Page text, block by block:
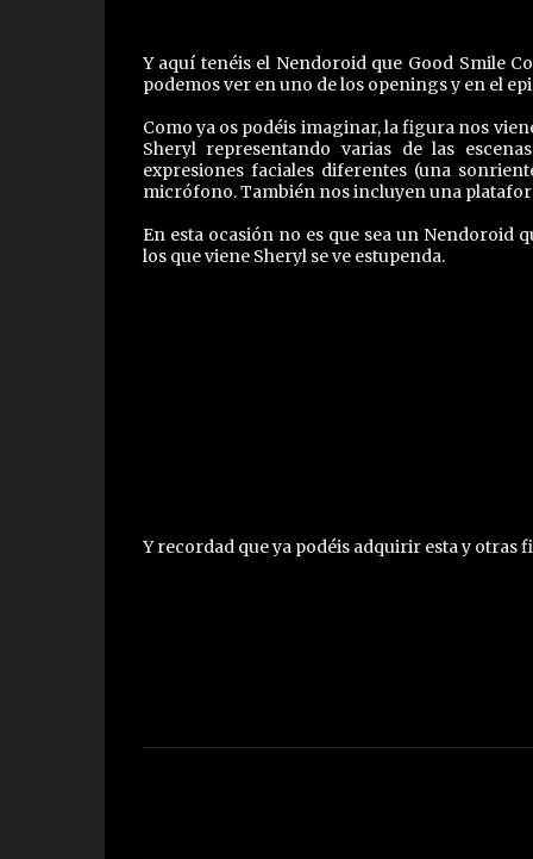
Y aquí tenéis el Nendoroid que Good Smile
podemos ver en uno de los openings y en el
Como ya os podéis imaginar, la figura nos
Sheryl representando varias de las
expresiones faciales diferentes (una
micrófono. También nos incluyen una
En esta ocasión no es que sea un Nendoroid
los que viene Sheryl se ve estupenda.
Y recordad que ya podéis adquirir esta y otras